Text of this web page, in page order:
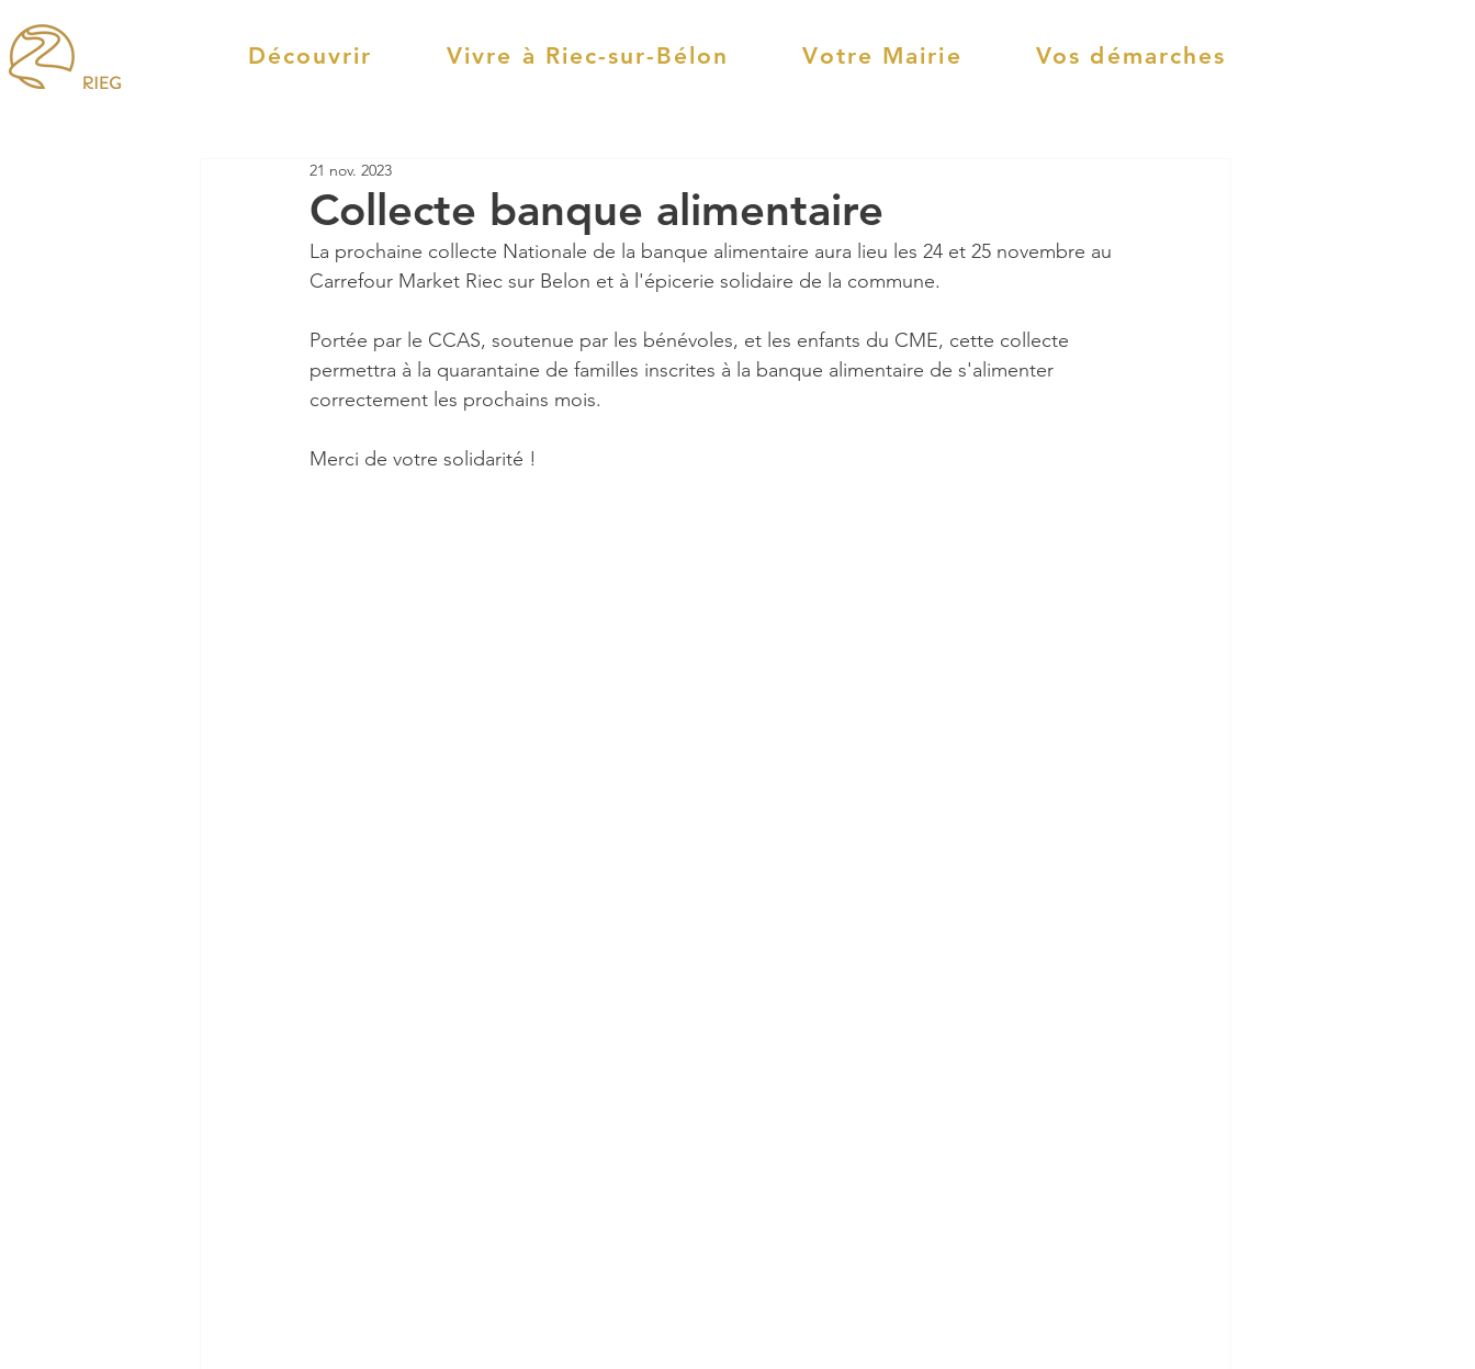
Découvrir Vivre à Riec-sur-Bélon Votre Mairie Vos démarches
Collecte banque alimentaire
21 nov. 2023
La prochaine collecte Nationale de la banque alimentaire aura lieu les 24 et 25 novembre au
Carrefour Market Riec sur Belon et à l'épicerie solidaire de la commune.
Portée par le CCAS, soutenue par les bénévoles, et les enfants du CME, cette collecte
permettra à la quarantaine de familles inscrites à la banque alimentaire de s'alimenter
correctement les prochains mois.
Merci de votre solidarité !